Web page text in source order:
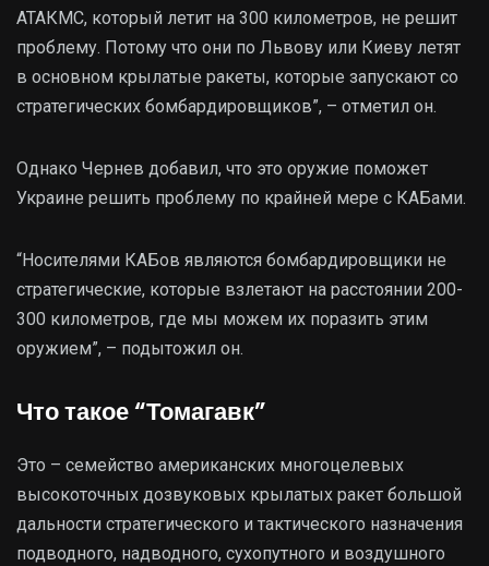
АТАКМС, который летит на 300 километров, не решит
проблему. Потому что они по Львову или Киеву летят
в основном крылатые ракеты, которые запускают со
стратегических бомбардировщиков”, – отметил он.
Однако Чернев добавил, что это оружие поможет
Украине решить проблему по крайней мере с КАБами.
“Носителями КАБов являются бомбардировщики не
стратегические, которые взлетают на расстоянии 200-
300 километров, где мы можем их поразить этим
оружием”, – подытожил он.
Что такое “Томагавк”
Это – семейство американских многоцелевых
высокоточных дозвуковых крылатых ракет большой
дальности стратегического и тактического назначения
подводного, надводного, сухопутного и воздушного